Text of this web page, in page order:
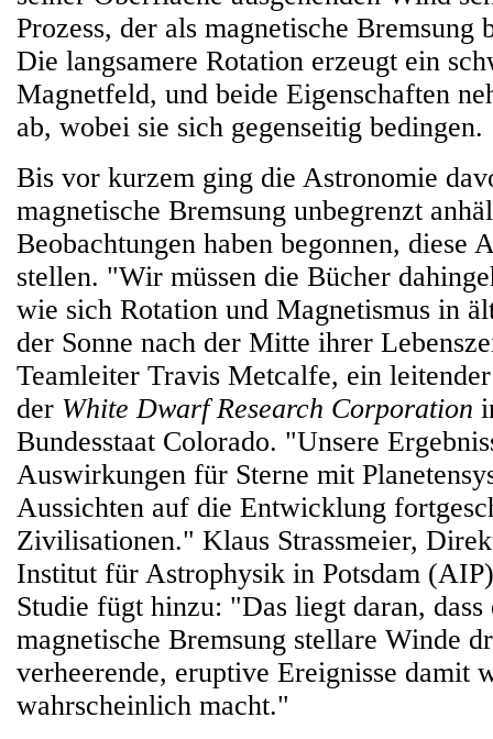
Prozess, der als magnetische Bremsung
Die langsamere Rotation erzeugt ein
Magnetfeld, und beide Eigenschaften
ab, wobei sie sich gegenseitig bedingen.
Bis vor kurzem ging die Astronomie
magnetische Bremsung unbegrenzt
Beobachtungen haben begonnen, diese
stellen. "Wir müssen die Bücher
wie sich Rotation und Magnetismus in
der Sonne nach der Mitte ihrer
Teamleiter Travis Metcalfe, ein
der White Dwarf Research Corporation
Bundesstaat Colorado. "Unsere
Auswirkungen für Sterne mit
Aussichten auf die Entwicklung
Zivilisationen." Klaus Strassmeier,
Institut für Astrophysik in Potsdam
Studie fügt hinzu: "Das liegt daran, dass
magnetische Bremsung stellare Winde
verheerende, eruptive Ereignisse damit
wahrscheinlich macht."